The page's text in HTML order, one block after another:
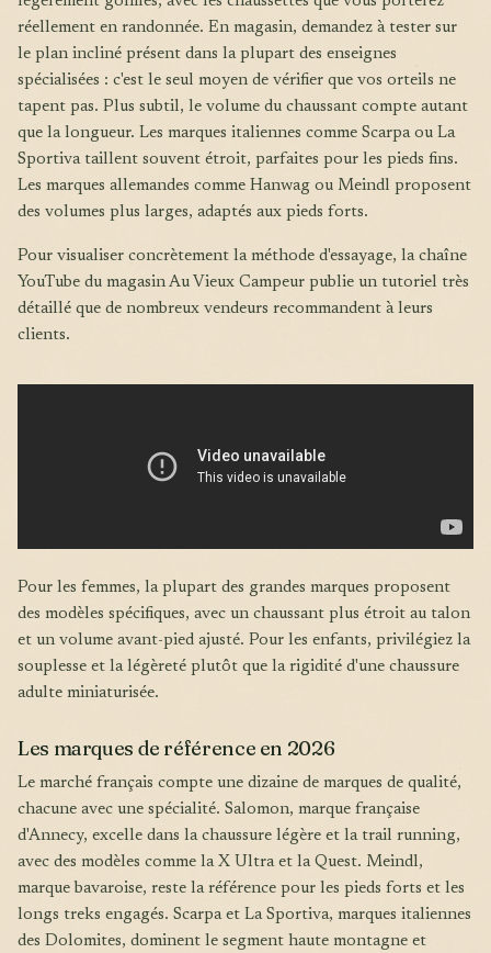
réellement en randonnée. En magasin, demandez à tester sur
le plan incliné présent dans la plupart des enseignes
spécialisées : c'est le seul moyen de vérifier que vos orteils ne
tapent pas. Plus subtil, le volume du chaussant compte autant
que la longueur. Les marques italiennes comme Scarpa ou La
Sportiva taillent souvent étroit, parfaites pour les pieds fins.
Les marques allemandes comme Hanwag ou Meindl proposent
des volumes plus larges, adaptés aux pieds forts.
Pour visualiser concrètement la méthode d'essayage, la chaîne
YouTube du magasin Au Vieux Campeur publie un tutoriel très
détaillé que de nombreux vendeurs recommandent à leurs
clients.
Pour les femmes, la plupart des grandes marques proposent
des modèles spécifiques, avec un chaussant plus étroit au talon
et un volume avant-pied ajusté. Pour les enfants, privilégiez la
souplesse et la légèreté plutôt que la rigidité d'une chaussure
adulte miniaturisée.
Les marques de référence en 2026
Le marché français compte une dizaine de marques de qualité,
chacune avec une spécialité. Salomon, marque française
d'Annecy, excelle dans la chaussure légère et la trail running,
avec des modèles comme la X Ultra et la Quest. Meindl,
marque bavaroise, reste la référence pour les pieds forts et les
longs treks engagés. Scarpa et La Sportiva, marques italiennes
des Dolomites, dominent le segment haute montagne et